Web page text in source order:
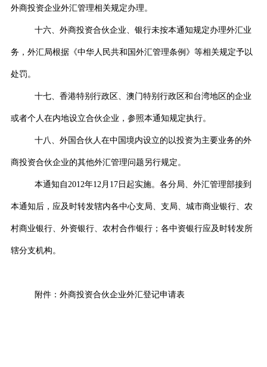
外商投资企业外汇管理相关规定办理。
十六、外商投资合伙企业、银行未按本通知规定办理外汇业
务，外汇局根据《中华人民共和国外汇管理条例》等相关规定予以
处罚。
十七、香港特别行政区、澳门特别行政区和台湾地区的企业
或者个人在内地设立合伙企业，参照本通知规定执行。
十八、外国合伙人在中国境内设立的以投资为主要业务的外
商投资合伙企业的其他外汇管理问题另行规定。
本通知自 2012年12 月 17日起实施。各分局、外汇管理部接到
本通知后，应及时转发辖内各中心支局、支局、城市商业银行、农
村商业银行、外资银行、农村合作银行；各中资银行应及时转发所
辖分支机构。
附件：外商投资合伙企业外汇登记申请表